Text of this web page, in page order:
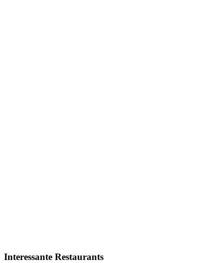
Interessante Restaurants